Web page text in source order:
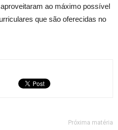
ao máximo possível
que são oferecidas no
Próxima matéria